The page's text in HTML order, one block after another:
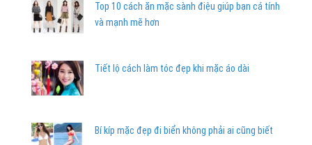
Top 10 cách ăn mặc sành điệu giúp bạn cá tính
và mạnh mẽ hơn
Tiết lộ cách làm tóc đẹp khi mặc áo dài
Bí kíp mặc đẹp đi biển không phải ai cũng biết